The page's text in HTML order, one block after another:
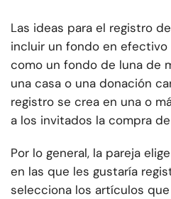
Las ideas para el registro
incluir un fondo en
como un fondo de luna de
una casa o una donación
registro se crea en una o
a los invitados la compra
Por lo general, la pareja
en las que les gustaría
selecciona los artículos